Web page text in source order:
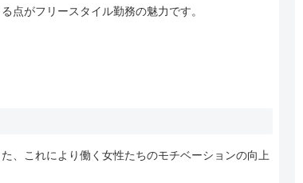
点がフリースタイル勤務の魅力です。
、これにより働く女性たちのモチベーションの向上